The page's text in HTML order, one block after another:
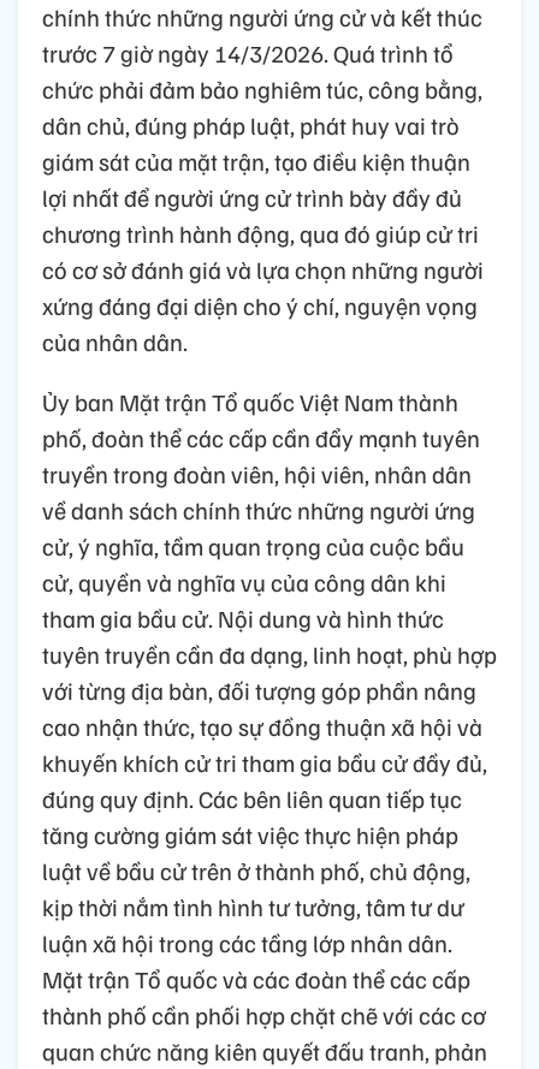
chính thức những người ứng cử và kết thúc
trước 7 giờ ngày 14/3/2026. Quá trình tổ
chức phải đảm bảo nghiêm túc, công bằng,
dân chủ, đúng pháp luật, phát huy vai trò
giám sát của mặt trận, tạo điều kiện thuận
lợi nhất để người ứng cử trình bày đầy đủ
chương trình hành động, qua đó giúp cử tri
có cơ sở đánh giá và lựa chọn những người
xứng đáng đại diện cho ý chí, nguyện vọng
của nhân dân.
Ủy ban Mặt trận Tổ quốc Việt Nam thành
phố, đoàn thể các cấp cần đẩy mạnh tuyên
truyền trong đoàn viên, hội viên, nhân dân
về danh sách chính thức những người ứng
cử, ý nghĩa, tầm quan trọng của cuộc bầu
cử, quyền và nghĩa vụ của công dân khi
tham gia bầu cử. Nội dung và hình thức
tuyên truyền cần đa dạng, linh hoạt, phù hợp
với từng địa bàn, đối tượng góp phần nâng
cao nhận thức, tạo sự đồng thuận xã hội và
khuyến khích cử tri tham gia bầu cử đầy đủ,
đúng quy định. Các bên liên quan tiếp tục
tăng cường giám sát việc thực hiện pháp
luật về bầu cử trên ở thành phố, chủ động,
kịp thời nắm tình hình tư tưởng, tâm tư dư
luận xã hội trong các tầng lớp nhân dân.
Mặt trận Tổ quốc và các đoàn thể các cấp
thành phố cần phối hợp chặt chẽ với các cơ
quan chức năng kiên quyết đấu tranh, phản